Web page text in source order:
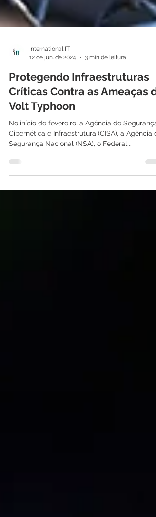
12 de jun. de 2024
3 min de leitura
Protegendo Infraestruturas
Críticas Contra as Ameaças
Volt Typhoon
No início de fevereiro, a Agência de Segurança
Segurança Nacional (NSA), o Federal...